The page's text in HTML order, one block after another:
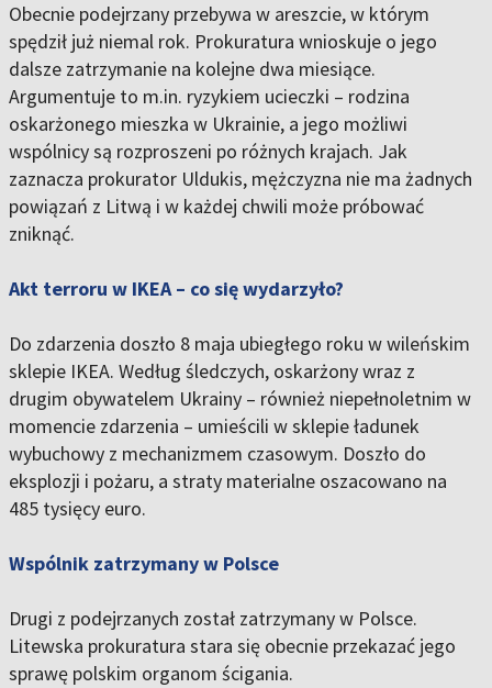
Obecnie podejrzany przebywa w areszcie, w którym
spędził już niemal rok. Prokuratura wnioskuje o jego
dalsze zatrzymanie na kolejne dwa miesiące.
Argumentuje to m.in. ryzykiem ucieczki – rodzina
oskarżonego mieszka w Ukrainie, a jego możliwi
wspólnicy są rozproszeni po różnych krajach. Jak
zaznacza prokurator Uldukis, mężczyzna nie ma żadnych
powiązań z Litwą i w każdej chwili może próbować
zniknąć.
Akt terroru w IKEA – co się wydarzyło?
Do zdarzenia doszło 8 maja ubiegłego roku w wileńskim
sklepie IKEA. Według śledczych, oskarżony wraz z
drugim obywatelem Ukrainy – również niepełnoletnim w
momencie zdarzenia – umieścili w sklepie ładunek
wybuchowy z mechanizmem czasowym. Doszło do
eksplozji i pożaru, a straty materialne oszacowano na
485 tysięcy euro.
Wspólnik zatrzymany w Polsce
Drugi z podejrzanych został zatrzymany w Polsce.
Litewska prokuratura stara się obecnie przekazać jego
sprawę polskim organom ścigania.